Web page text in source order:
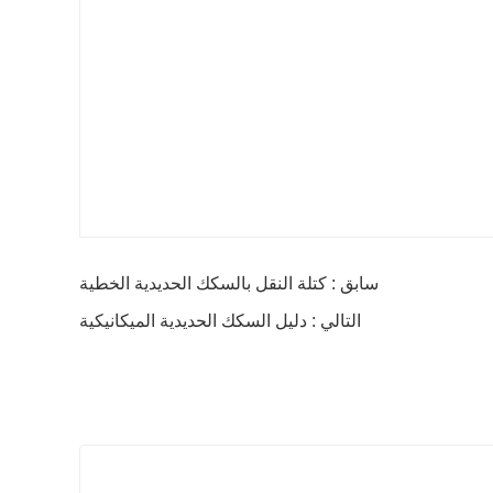
سابق : كتلة النقل بالسكك الحديدية الخطية
التالي : دليل السكك الحديدية الميكانيكية